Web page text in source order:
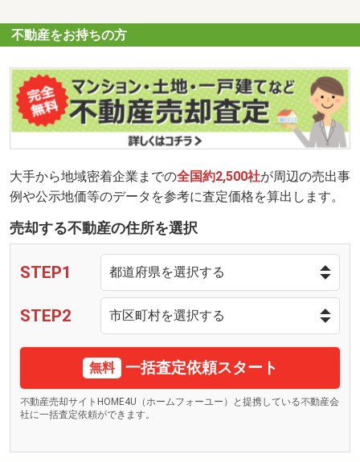
不動産をお持ちの方
大手から地域密着企業までの全国約2,500社が周辺の売出事
例や公示地価等のデータを参考に査定価格を算出します。
売却する不動産の住所を選択
STEP1
STEP2
無料 一括査定依頼スタート
不動産売却サイトHOME4U（ホームフォーユー）と提携している不動産会
社に一括査定依頼ができます。